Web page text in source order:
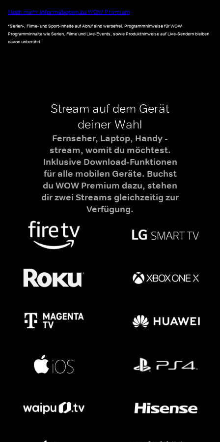
Noch mehr Informationen zu WOW Premium
*Serien-, Filme- und Sport-Inhalte auf Abruf sind werbefrei. Programmhinweise für WOW
Programminhalte wie Serien, Filme und Live-Events, sowie Produkthinweise auf Live-Sendern bleiben
davon unberührt.
Stream auf dem Gerät
deiner Wahl
Fernseher, Laptop, Handy -
stream, womit du möchtest.
Inklusive Download-Funktionen
für alle mobilen Geräte. Buchst
du WOW Premium dazu, stehen
dir zwei Streams gleichzeitig zur
Verfügung.